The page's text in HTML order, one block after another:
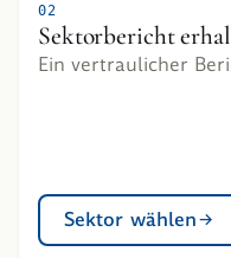
02
Sektorbericht
Ein vertraulicher
Sektor wählen